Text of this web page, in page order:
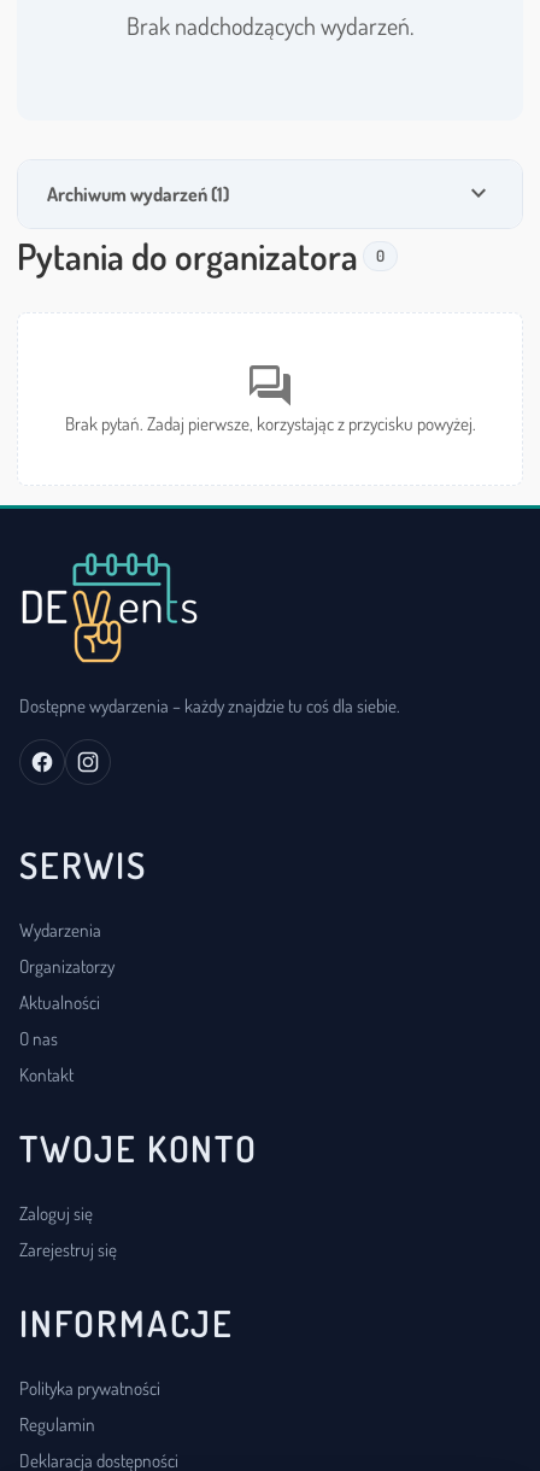
Brak nadchodzących wydarzeń.
Archiwum wydarzeń (1) expand_more
Pytania do organizatora 0
forum
Brak pytań. Zadaj pierwsze, korzystając z przycisku powyżej.
Dostępne wydarzenia – każdy znajdzie tu coś dla siebie.
SERWIS
Wydarzenia
Organizatorzy
Aktualności
O nas
Kontakt
TWOJE KONTO
Zaloguj się
Zarejestruj się
INFORMACJE
Polityka prywatności
Regulamin
Deklaracja dostępności